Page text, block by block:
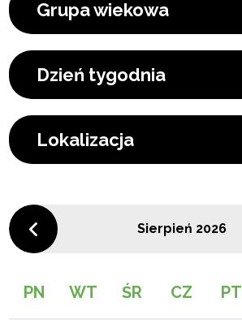
Grupa wiekowa
Dzień tygodnia
Lokalizacja
Sierpień 2026
PN WT ŚR CZ PT